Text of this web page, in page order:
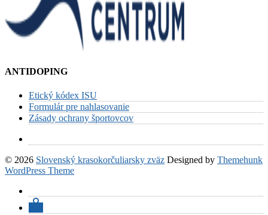
ANTIDOPING
Etický kódex ISU
Formulár pre nahlasovanie
Zásady ochrany športovcov
© 2026 Slovenský krasokorčuliarsky zväz Designed by Themehunk
WordPress Theme